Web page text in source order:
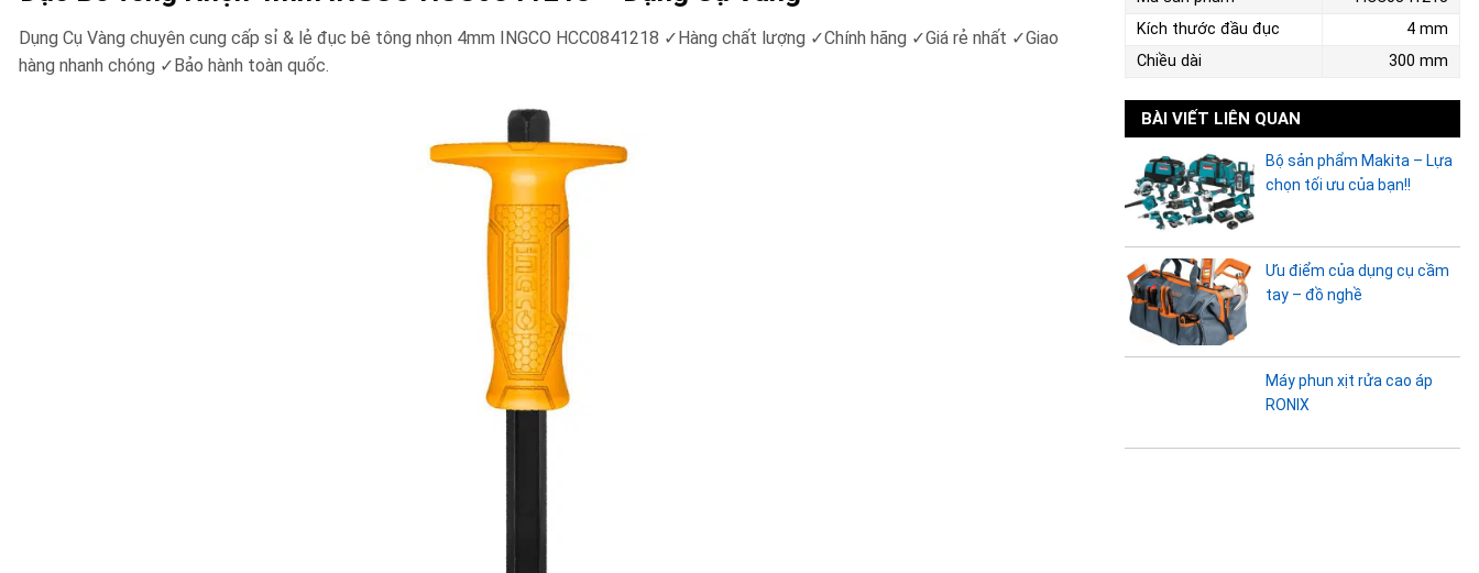
Dụng Cụ Vàng chuyên cung cấp sỉ & lẻ đục bê tông nhọn 4mm INGCO HCC0841218 ✓Hàng chất lượng ✓Chính hãng ✓Giá rẻ nhất ✓Giao
hàng nhanh chóng ✓Bảo hành toàn quốc.
Kích thước đầu đục
4 mm
Chiều dài
300 mm
BÀI VIẾT LIÊN QUAN
Bộ sản phẩm Makita – Lựa
chọn tối ưu của bạn!!
Ưu điểm của dụng cụ cầm
tay – đồ nghề
Máy phun xịt rửa cao áp
RONIX